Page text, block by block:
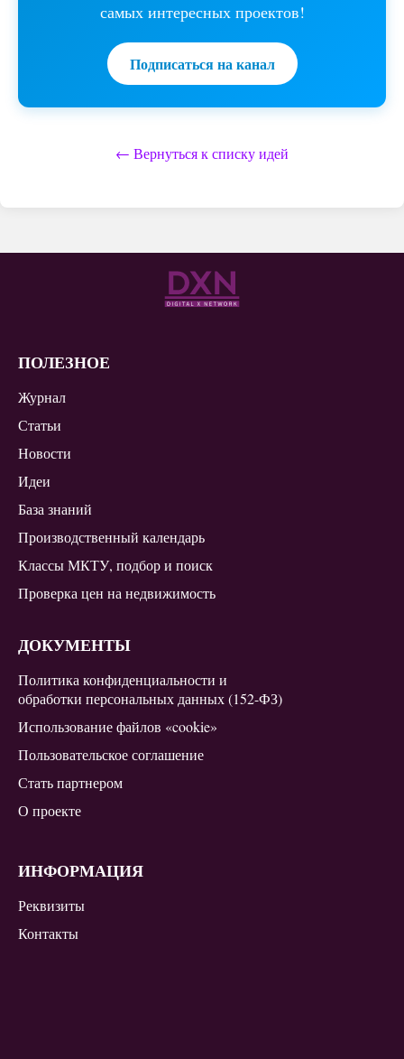
самых интересных проектов!
Подписаться на канал
← Вернуться к списку идей
ПОЛЕЗНОЕ
Журнал
Статьи
Новости
Идеи
База знаний
Производственный календарь
Классы МКТУ, подбор и поиск
Проверка цен на недвижимость
ДОКУМЕНТЫ
Политика конфиденциальности и
обработки персональных данных (152-ФЗ)
Использование файлов «cookie»
Пользовательское соглашение
Стать партнером
О проекте
ИНФОРМАЦИЯ
Реквизиты
Контакты